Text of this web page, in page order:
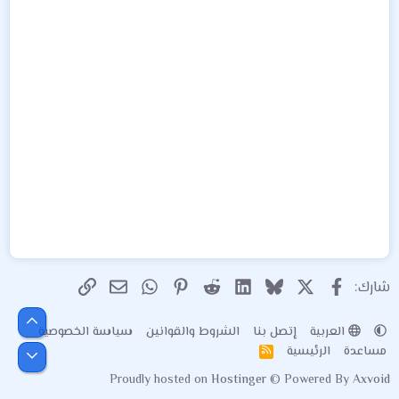
شارك: فيسبوك Bluesky
LinkedIn
Reddit
Pinterest
WhatsApp
البريد الإلكتروني
الرابط
العربية إتصل بنا الشروط والقوانين
سياسة الخصوصية
مساعدة
الرئيسية
R
S
Proudly hosted on Hostinger© Powered ByAxvoid
أعلى